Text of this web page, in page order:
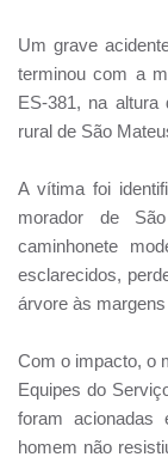
Um grave
terminou com a
ES-381, na
rural de São
A vítima foi
morador de
caminhonete
esclarecidos,
árvore às
Com o impacto, o
Equipes do
foram acionadas
homem não